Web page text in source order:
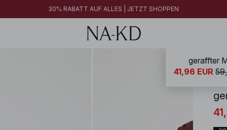
30% RABATT AUF ALLES | JETZT SHOPPEN
NA-
geraffter
41,96 EUR